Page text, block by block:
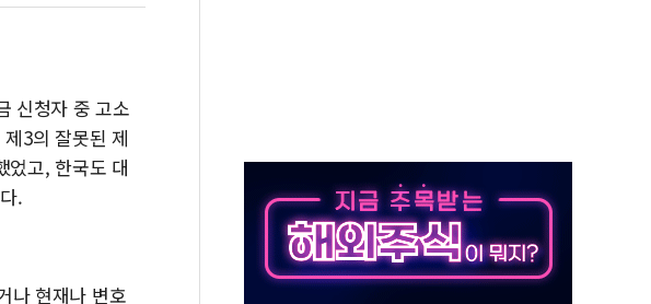
관저 이전 감사 무마' 유병호 구속 기소
앞서 침수 예측"…건설연, AI 위험기상 기술 개발
생산세액공제·인증제도 개선 수혜 기대"
다 난간 무너져…대전서 50대 일용직 추락 사망
와 대출 풀고 재개발·재건축 촉진하는 것이 부동산 정상화"
특검, '尹 관저 이전 감사 무마' 유병호 감사위원 구속 기소
건 네이버…내년 AI 팩토리 매출 본격화
신청자 중 고소
3의 잘못된 제
었고, 한국도 대
.
나 현재나 변호